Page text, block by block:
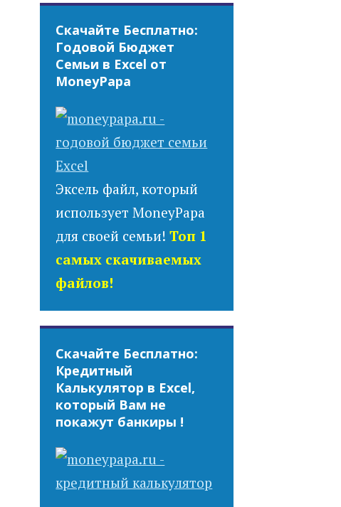
Скачайте Бесплатно:
Годовой Бюджет
Семьи в Excel от
MoneyPapa
Эксель файл, который
использует MoneyPapa
для своей семьи!Топ 1
самых скачиваемых
файлов!
Скачайте Бесплатно:
Кредитный
Калькулятор в Excel,
который Вам не
покажут банкиры !